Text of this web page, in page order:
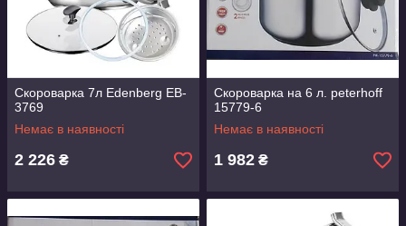
Скороварка 7л Edenberg EB-
3769
Немає в наявності
2 226 ₴
Скороварка на 6 л. peterhoff
15779-6
Немає в наявності
1 982 ₴